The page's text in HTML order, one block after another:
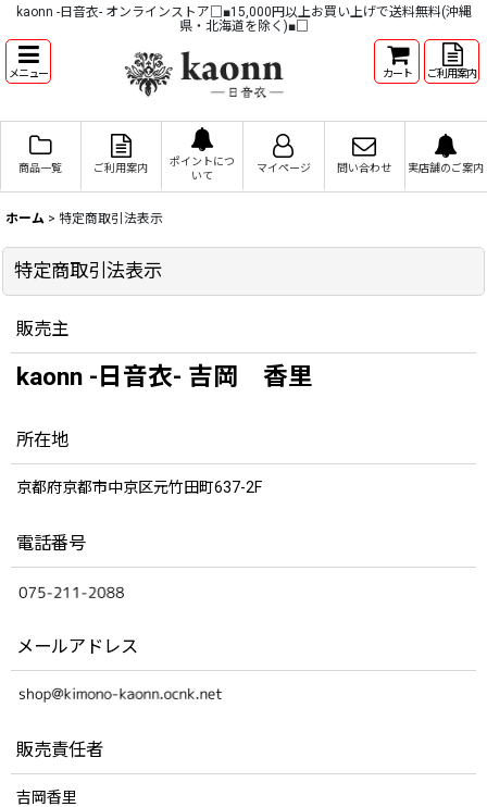
kaonn -日音衣- オンラインストア□■15,000円以上お買い上げで送料無料(沖縄
県・北海道を除く)■□
メニュー カート ご利用案内
商品一覧 ご利用案内
ポイントにつ
いて
マイページ 問い合わせ 実店舗のご案内
ホーム > 特定商取引法表示
特定商取引法表示
販売主
kaonn -日音衣- 吉岡 香里
所在地
京都府京都市中京区元竹田町637-2F
電話番号
メールアドレス
販売責任者
吉岡香里